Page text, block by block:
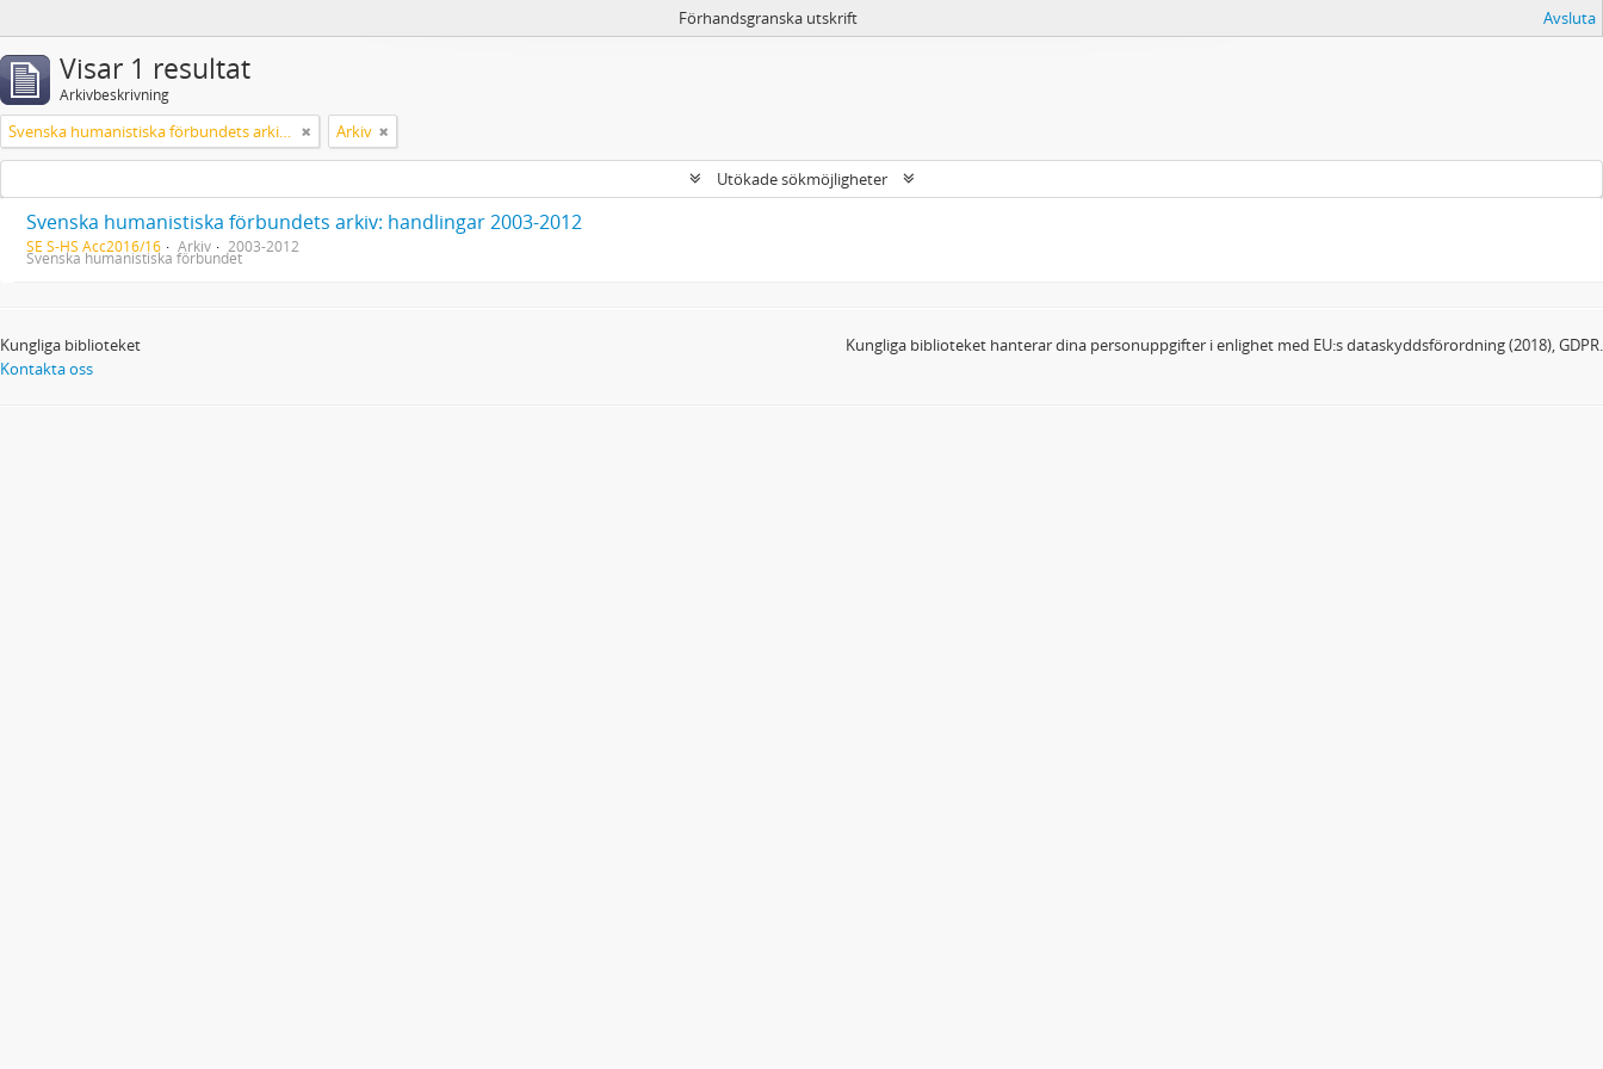
Förhandsgranska utskrift Avsluta
Visar 1 resultat
Arkivbeskrivning
Svenska humanistiska förbundets arkiv: handlingar 2003-2012 Arkiv
Utökade sökmöjligheter
Svenska humanistiska förbundets arkiv: handlingar 2003-2012
SE S-HS Acc2016/16 Arkiv 2003-2012
Svenska humanistiska förbundet
Kungliga biblioteket
Kontakta oss
Kungliga biblioteket hanterar dina personuppgifter i enlighet med EU:s dataskyddsförordning (2018), GDPR.